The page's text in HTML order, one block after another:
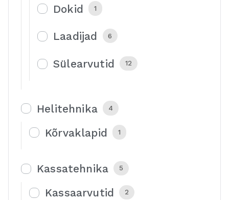
Dokid 1
Laadijad 6
Sülearvutid 12
Helitehnika 4
Kõrvaklapid 1
Kassatehnika 5
Kassaarvutid 2